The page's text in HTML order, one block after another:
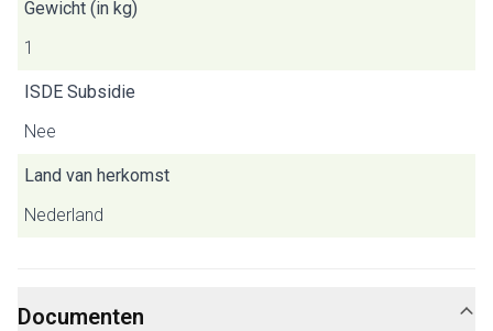
Gewicht (in kg)
1
ISDE Subsidie
Nee
Land van herkomst
Nederland
Documenten